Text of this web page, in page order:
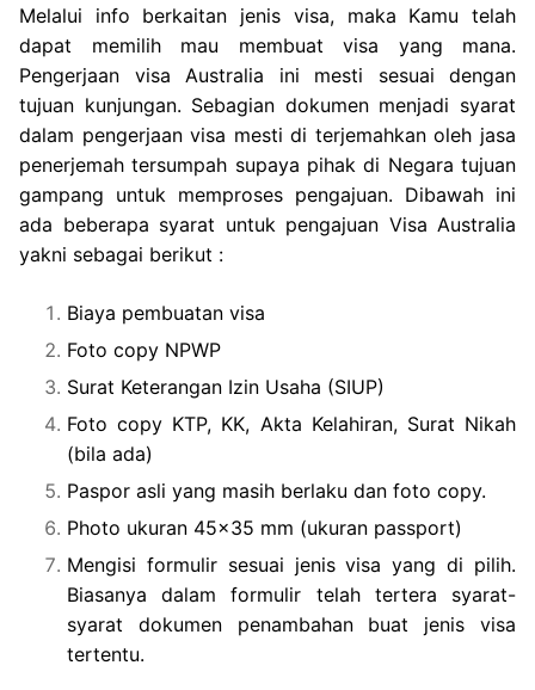
Melalui info berkaitan jenis visa, maka Kamu telah
dapat memilih mau membuat visa yang mana.
Pengerjaan visa Australia ini mesti sesuai dengan
tujuan kunjungan. Sebagian dokumen menjadi syarat
dalam pengerjaan visa mesti di terjemahkan oleh jasa
penerjemah tersumpah supaya pihak di Negara tujuan
gampang untuk memproses pengajuan. Dibawah ini
ada beberapa syarat untuk pengajuan Visa Australia
yakni sebagai berikut :
Biaya pembuatan visa
Foto copy NPWP
Surat Keterangan Izin Usaha (SIUP)
Foto copy KTP, KK, Akta Kelahiran, Surat Nikah
(bila ada)
Paspor asli yang masih berlaku dan foto copy.
Photo ukuran 45×35 mm (ukuran passport)
Mengisi formulir sesuai jenis visa yang di pilih.
Biasanya dalam formulir telah tertera syarat-
syarat dokumen penambahan buat jenis visa
tertentu.